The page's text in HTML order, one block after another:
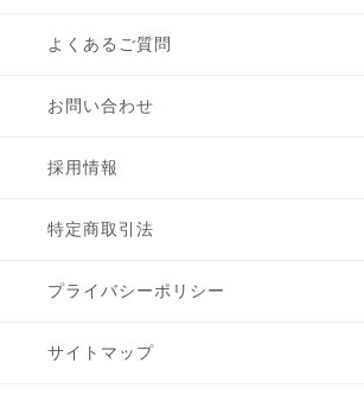
よくあるご質問
お問い合わせ
採用情報
特定商取引法
プライバシーポリシー
サイトマップ